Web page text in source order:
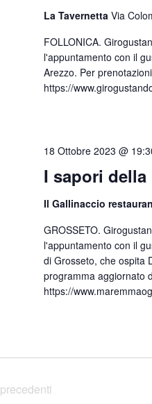
La Tavernetta Via
FOLLONICA.
l'appuntamento con il
Arezzo. Per
https://
I sapori
18 Ottobre 2023 @
Il Gallinaccio
GROSSETO.
l'appuntamento con il
di Grosseto, che ospita
programma aggiornato
https://
precedenti